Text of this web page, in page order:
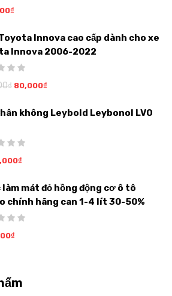
₫
Innova cao cấp dành cho xe
Innova 2006-2022
₫ 80,000₫
không Leybold Leybonol LVO
₫
làm mát đỏ hồng động cơ ô tô
chính hãng can 1-4 lít 30-50%
₫